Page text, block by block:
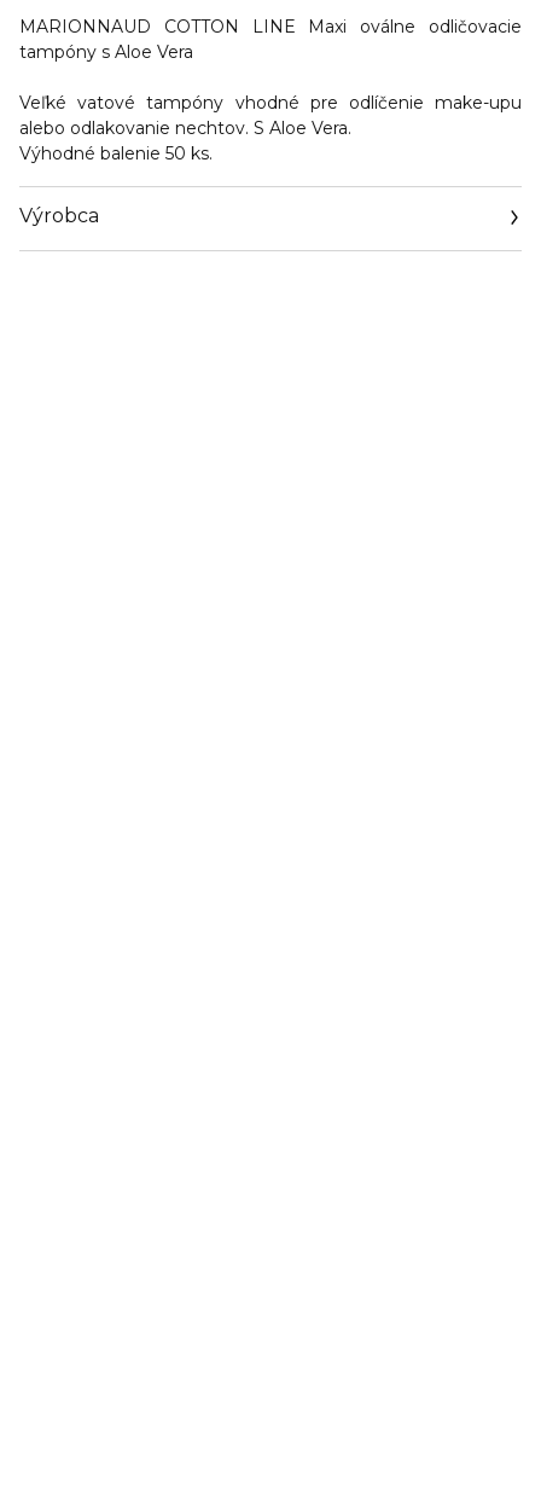
MARIONNAUD COTTON LINE Maxi oválne odličovacie
tampóny s Aloe Vera
Veľké vatové tampóny vhodné pre odlíčenie make-upu
alebo odlakovanie nechtov. S Aloe Vera.
Výhodné balenie 50 ks.
Výrobca